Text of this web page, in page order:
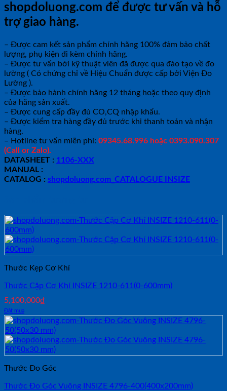
shopdoluong.com để được tư vấn và hỗ
trợ giao hàng.
– Được cam kết sản phẩm chính hãng 100% đảm bảo chất
lượng, phụ kiện đi kèm chính hãng.
– Được tư vấn bởi kỹ thuật viên đã được qua đào tạo về đo
lường ( Có chứng chỉ về Hiệu Chuẩn được cấp bởi Viện Đo
Lường ).
– Được bảo hành chính hãng 12 tháng hoặc theo quy định
của hãng sản xuất.
– Được cung cấp đầy đủ CO,CQ nhập khẩu.
– Được kiểm tra hàng đầy đủ trước khi thanh toán và nhận
hàng.
– Hotline tư vấn miễn phí: 09345.68.996 hoặc 0393.090.307
(Call or Zalo).
DATASHEET : 1106-XXX
MANUAL :
CATALOG : shopdoluong.com_CATALOGUE INSIZE
Thước Kẹp Cơ Khí
Thước Cặp Cơ Khí INSIZE 1210-611(0-600mm)
5,100,000₫
Đặt mua
Thước Đo Góc
Thước Đo Góc Vuông INSIZE 4796-400(400x200mm)